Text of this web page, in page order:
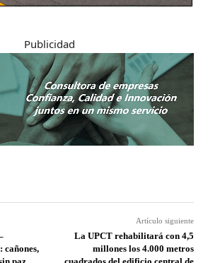
Publicidad
cañones,
Artículo siguiente
La UPCT rehabilitará con 4,5
millones los 4.000 metros